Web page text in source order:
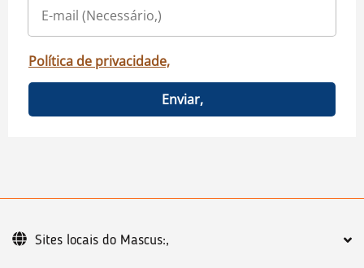
Política de privacidade,
Enviar,
Sites locais do Mascus:,